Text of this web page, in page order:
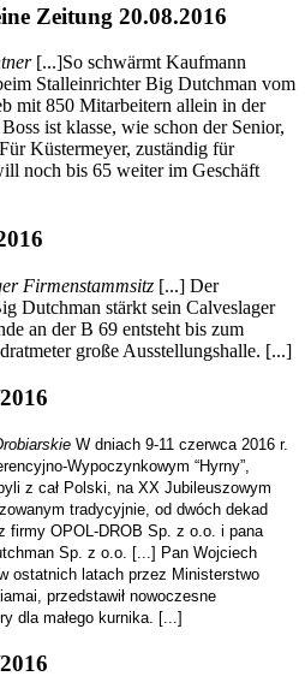
Zeitung 20.08.2016
[...]So schwärmt Kaufmann
Stalleinrichter Big Dutchman vom
mit 850 Mitarbeitern allein in der
ist klasse, wie schon der Senior,
Küstermeyer, zuständig für
noch bis 65 weiter im Geschäft
Firmenstammsitz [...] Der
Dutchman stärkt sein Calveslager
an der B 69 entsteht bis zum
große Ausstellungshalle. [...]
W dniach 9-11 czerwca 2016 r.
Wypoczynkowym “Hyrny”,
z cał Polski, na XX Jubileuszowym
tradycyjnie, od dwóch dekad
firmy OPOL-DROB Sp. z o.o. i pana
Sp. z o.o. [...] Pan Wojciech
ostatnich latach przez Ministerstwo
przedstawił nowoczesne
dla małego kurnika. [...]